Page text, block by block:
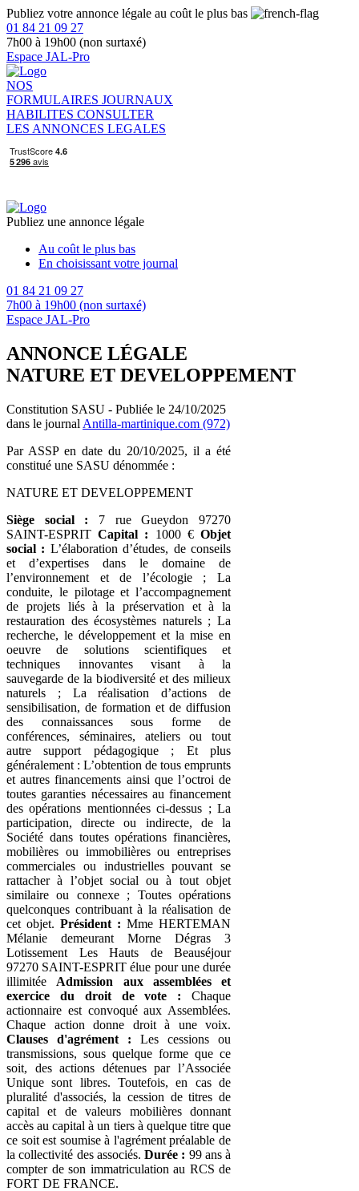
Publiez votre annonce légale au coût le plus bas
01 84 21 09 27
7h00 à 19h00 (non surtaxé)
Espace JAL-Pro
NOS
FORMULAIRES JOURNAUX
HABILITES CONSULTER
LES ANNONCES LEGALES
Publiez une annonce légale
Au coût le plus bas
En choisissant votre journal
01 84 21 09 27
7h00 à 19h00 (non surtaxé)
Espace JAL-Pro
ANNONCE LÉGALE
NATURE ET DEVELOPPEMENT
Constitution SASU - Publiée le 24/10/2025
dans le journal Antilla-martinique.com (972)
Par ASSP en date du 20/10/2025, il a été
constitué une SASU dénommée :
NATURE ET DEVELOPPEMENT
Siège social : 7 rue Gueydon 97270
SAINT-ESPRITCapital : 1000 €Objet
social : L’élaboration d’études, de conseils
et d’expertises dans le domaine de
l’environnement et de l’écologie ; La
conduite, le pilotage et l’accompagnement
de projets liés à la préservation et à la
restauration des écosystèmes naturels ; La
recherche, le développement et la mise en
oeuvre de solutions scientifiques et
techniques innovantes visant à la
sauvegarde de la biodiversité et des milieux
naturels ; La réalisation d’actions de
sensibilisation, de formation et de diffusion
des connaissances sous forme de
conférences, séminaires, ateliers ou tout
autre support pédagogique ; Et plus
généralement : L’obtention de tous emprunts
et autres financements ainsi que l’octroi de
toutes garanties nécessaires au financement
des opérations mentionnées ci-dessus ; La
participation, directe ou indirecte, de la
Société dans toutes opérations financières,
mobilières ou immobilières ou entreprises
commerciales ou industrielles pouvant se
rattacher à l’objet social ou à tout objet
similaire ou connexe ; Toutes opérations
quelconques contribuant à la réalisation de
cet objet. Président : Mme HERTEMAN
Mélanie demeurant Morne Dégras 3
Lotissement Les Hauts de Beauséjour
97270 SAINT-ESPRIT élue pour une durée
illimitée Admission aux assemblées et
exercice du droit de vote : Chaque
actionnaire est convoqué aux Assemblées.
Chaque action donne droit à une voix.
Clauses d'agrément : Les cessions ou
transmissions, sous quelque forme que ce
soit, des actions détenues par l’Associée
Unique sont libres. Toutefois, en cas de
pluralité d'associés, la cession de titres de
capital et de valeurs mobilières donnant
accès au capital à un tiers à quelque titre que
ce soit est soumise à l'agrément préalable de
la collectivité des associés. Durée : 99 ans à
compter de son immatriculation au RCS de
FORT DE FRANCE.